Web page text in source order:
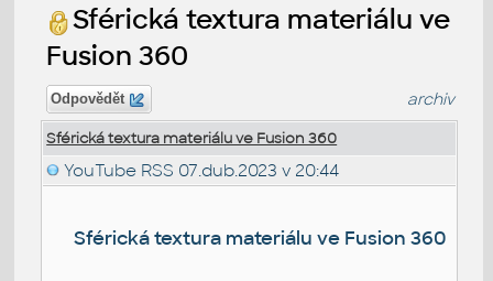
Sférická textura materiálu ve
Fusion 360
Odpovědět archiv
Sférická textura materiálu ve Fusion 360
YouTube RSS 07.dub.2023 v 20:44
Sférická textura materiálu ve Fusion 360